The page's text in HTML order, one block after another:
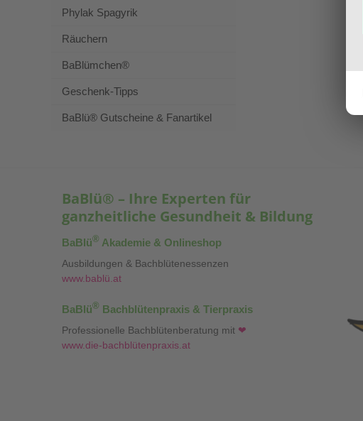
Phylak Spagyrik
Räuchern
BaBlümchen®
Geschenk-Tipps
BaBlü® Gutscheine & Fanartikel
BaBlü® – Ihre Experten für
ganzheitliche Gesundheit & Bildung
BaBlü® Akademie & Onlineshop
Ausbildungen & Bachblütenessenzen
www.bablü.at
BaBlü® Bachblütenpraxis & Tierpraxis
Professionelle Bachblütenberatung mit ❤
www.die-bachblütenpraxis.at